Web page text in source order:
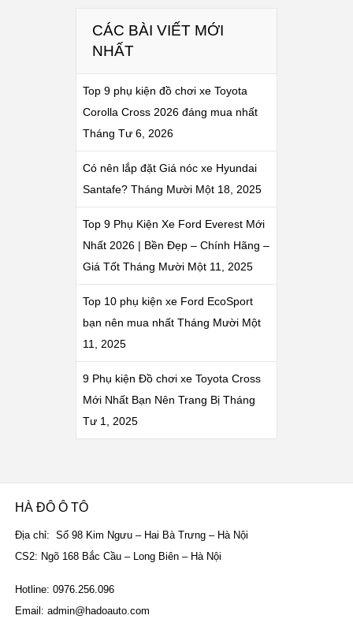
CÁC BÀI VIẾT MỚI
NHẤT
Top 9 phụ kiện đồ chơi xe Toyota
Corolla Cross 2026 đáng mua nhất
Tháng Tư 6, 2026
Có nên lắp đặt Giá nóc xe Hyundai
Santafe? Tháng Mười Một 18, 2025
Top 9 Phụ Kiện Xe Ford Everest Mới
Nhất 2026 | Bền Đẹp – Chính Hãng –
Giá Tốt Tháng Mười Một 11, 2025
Top 10 phụ kiện xe Ford EcoSport
bạn nên mua nhất Tháng Mười Một
11, 2025
9 Phụ kiện Đồ chơi xe Toyota Cross
Mới Nhất Bạn Nên Trang Bị Tháng
Tư 1, 2025
HÀ ĐÔ Ô TÔ
Địa chỉ: Số 98 Kim Ngưu – Hai Bà Trưng – Hà Nội
CS2: Ngõ 168 Bắc Cầu – Long Biên – Hà Nội
Hotline: 0976.256.096
Email: admin@hadoauto.com